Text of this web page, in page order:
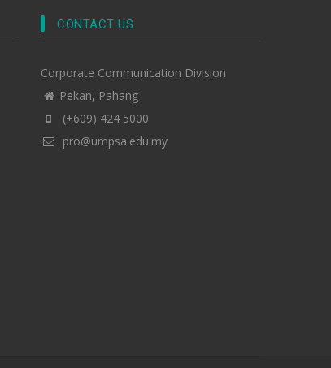
CONTACT US
Corporate Communication Division
Pekan, Pahang
(+609) 424 5000
pro@umpsa.edu.my